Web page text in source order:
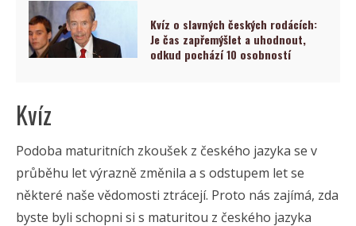
Kvíz o slavných českých rodácích:
Je čas zapřemýšlet a uhodnout,
odkud pochází 10 osobností
Kvíz
Podoba maturitních zkoušek z českého jazyka se v
průběhu let výrazně změnila a s odstupem let se
některé naše vědomosti ztrácejí. Proto nás zajímá, zda
byste byli schopni si s maturitou z českého jazyka